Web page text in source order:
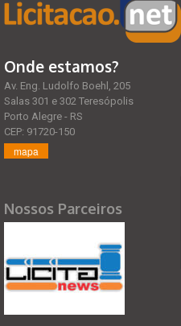
Onde estamos?
Av. Eng. Ludolfo Boehl, 205
Salas 301 e 302 Teresópolis
Porto Alegre - RS
CEP: 91720-150
mapa
Nossos Parceiros